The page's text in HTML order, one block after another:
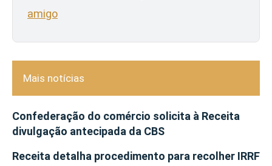
amigo
Mais notícias
Confederação do comércio solicita à Receita
divulgação antecipada da CBS
Receita detalha procedimento para recolher IRRF